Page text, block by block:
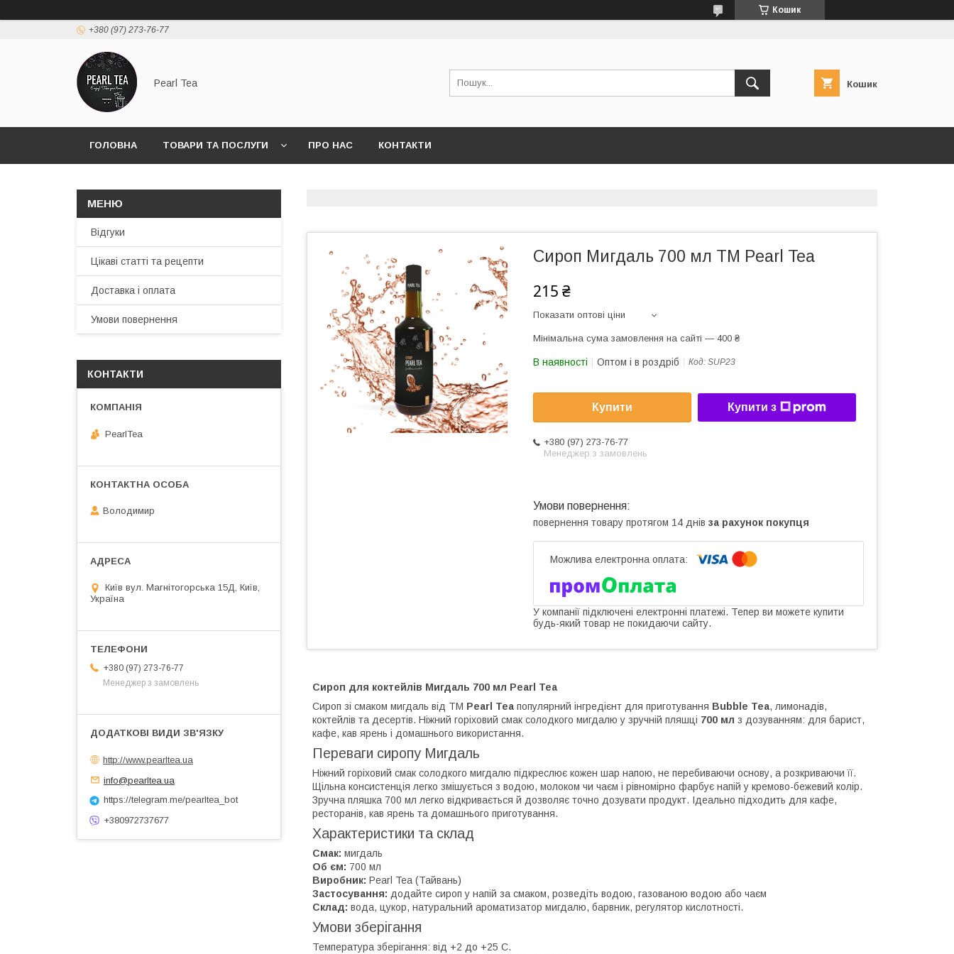
Кошик
+380 (97) 273-76-77
Pearl Tea Кошик
ГОЛОВНА ТОВАРИ ТА ПОСЛУГИ ПРО НАС КОНТАКТИ
Сироп Мигдаль 700 мл ТМ Pearl Tea
215 ₴
Показати оптові ціни
Мінімальна сума замовлення на сайті — 400 ₴
В наявності Оптом і в роздріб Код: SUP23
Купити Купити з
+380 (97) 273-76-77
Менеджер з замовлень
повернення товару протягом 14 днів за рахунок покупця
У компанії підключені електронні платежі. Тепер ви можете купити
будь-який товар не покидаючи сайту.
Сироп для коктейлів Мигдаль 700 мл Pearl Tea
Сироп зі смаком мигдаль від ТМ Pearl Tea популярний інгредієнт для приготування Bubble Tea, лимонадів,
коктейлів та десертів. Ніжний горіховий смак солодкого мигдалю у зручній пляшці 700 мл з дозуванням: для барист,
кафе, кав ярень і домашнього використання.
Переваги сиропу Мигдаль
Ніжний горіховий смак солодкого мигдалю підкреслює кожен шар напою, не перебиваючи основу, а розкриваючи її.
Щільна консистенція легко змішується з водою, молоком чи чаєм і рівномірно фарбує напій у кремово-бежевий колір.
Зручна пляшка 700 мл легко відкривається й дозволяє точно дозувати продукт. Ідеально підходить для кафе,
ресторанів, кав ярень та домашнього приготування.
Характеристики та склад
Смак: мигдаль
Об єм: 700 мл
Виробник: Pearl Tea (Тайвань)
Застосування: додайте сироп у напій за смаком, розведіть водою, газованою водою або чаєм
Склад: вода, цукор, натуральний ароматизатор мигдалю, барвник, регулятор кислотності.
Умови зберігання
Температура зберігання: від +2 до +25 C.
Відгуки
Цікаві статті та рецепти
Доставка і оплата
Умови повернення
КОНТАКТИ
PearlTea
Володимир
Київ вул. Магнiтогорська 15Д, Київ,
Україна
+380 (97) 273-76-77
Менеджер з замовлень
http://www.pearltea.ua
info@pearltea.ua
https://telegram.me/pearltea_bot
+380972737677